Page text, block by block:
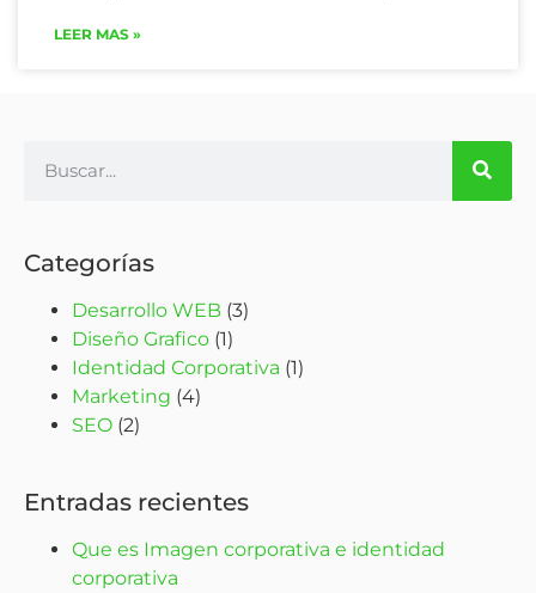
LEER MAS »
Categorías
Desarrollo WEB (3)
Diseño Grafico (1)
Identidad Corporativa (1)
Marketing (4)
SEO (2)
Entradas recientes
Que es Imagen corporativa e identidad
corporativa